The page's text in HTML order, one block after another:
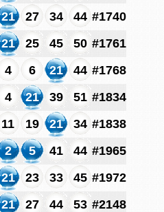
21 27 34 44 #1740
21 25 45 50 #1761
4 6 21 44 #1768
4 21 39 51 #1834
11 19 21 34 #1838
2 5 41 44 #1965
21 23 33 45 #1972
21 27 44 53 #2148